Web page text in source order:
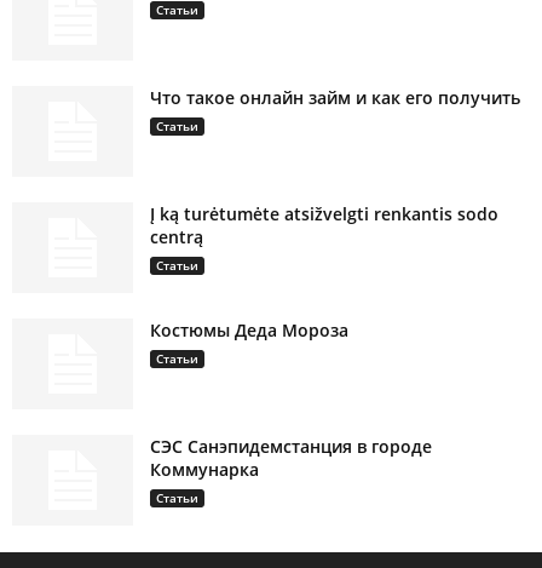
Статьи
Что такое онлайн займ и как его получить
Статьи
Į ką turėtumėte atsižvelgti renkantis sodo
centrą
Статьи
Костюмы Деда Мороза
Статьи
СЭС Санэпидемстанция в городе
Коммунарка
Статьи